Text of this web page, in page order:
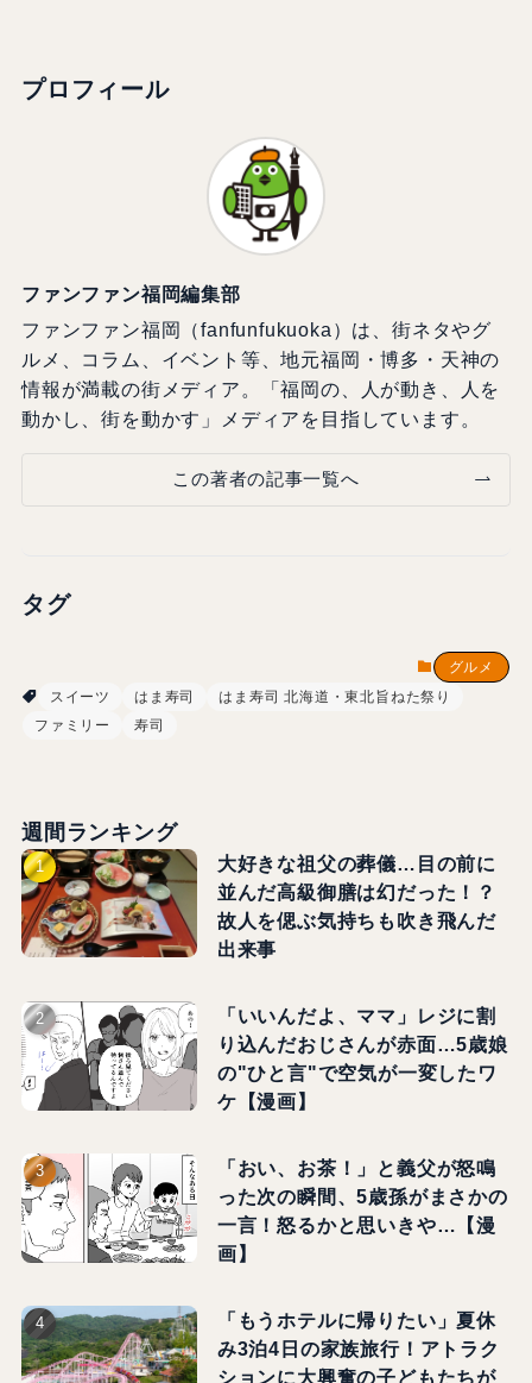
プロフィール
ファンファン福岡編集部
ファンファン福岡（fanfunfukuoka）は、街ネタやグ
ルメ、コラム、イベント等、地元福岡・博多・天神の
情報が満載の街メディア。「福岡の、人が動き、人を
動かし、街を動かす」メディアを目指しています。
この著者の記事一覧へ
タグ
グルメ
スイーツ
はま寿司
はま寿司 北海道・東北旨ねた祭り
ファミリー
寿司
週間ランキング
大好きな祖父の葬儀…目の前に
並んだ高級御膳は幻だった！？
故人を偲ぶ気持ちも吹き飛んだ
出来事
「いいんだよ、ママ」レジに割
り込んだおじさんが赤面…5歳娘
の"ひと言"で空気が一変したワ
ケ【漫画】
「おい、お茶！」と義父が怒鳴
った次の瞬間、5歳孫がまさかの
一言！怒るかと思いきや…【漫
画】
「もうホテルに帰りたい」夏休
み3泊4日の家族旅行！アトラク
ションに大興奮の子どもたちが